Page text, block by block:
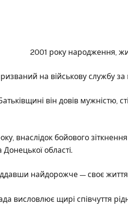
2001 року народження,
на військову службу за
він довів мужністю,
внаслідок бойового
області.
найдорожче — своє
висловлює щирі співчуття